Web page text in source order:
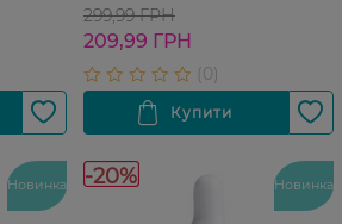
299,99 ГРН
209,99 ГРН
Новинка -20% Новинка